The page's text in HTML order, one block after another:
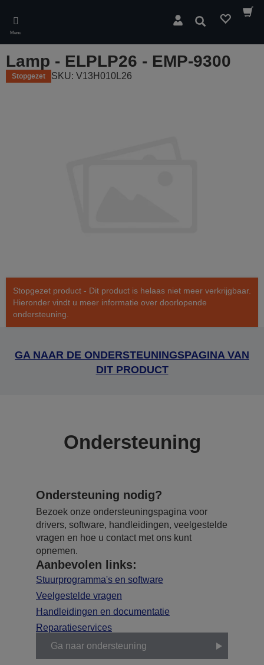
main
content
Menu
Zoeken
Lamp - ELPLP26 - EMP-9300
Stopgezet SKU: V13H010L26
Stopgezet product - Dit product is helaas niet meer verkrijgbaar.
Hieronder vindt u meer informatie over doorlopende
ondersteuning.
GA NAAR DE ONDERSTEUNINGSPAGINA VAN
DIT PRODUCT
Ondersteuning
Ondersteuning nodig?
Bezoek onze ondersteuningspagina voor
drivers, software, handleidingen, veelgestelde
vragen en hoe u contact met ons kunt
opnemen.
Aanbevolen links:
Stuurprogramma's en software
Veelgestelde vragen
Handleidingen en documentatie
Reparatieservices
Ga naar ondersteuning